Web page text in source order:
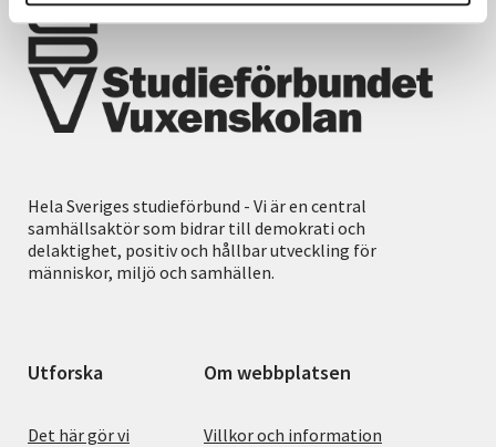
Hela Sveriges studieförbund - Vi är en central
samhällsaktör som bidrar till demokrati och
delaktighet, positiv och hållbar utveckling för
människor, miljö och samhällen.
Utforska
Det här gör vi
Om webbplatsen
Villkor och information